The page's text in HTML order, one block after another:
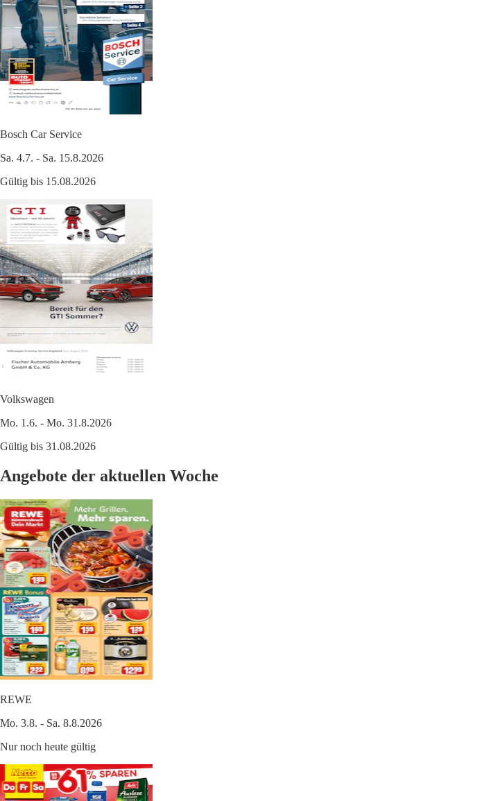
Bosch Car Service
Sa. 4.7. - Sa. 15.8.2026
Gültig bis 15.08.2026
Volkswagen
Mo. 1.6. - Mo. 31.8.2026
Gültig bis 31.08.2026
Angebote der aktuellen Woche
REWE
Mo. 3.8. - Sa. 8.8.2026
Nur noch heute gültig